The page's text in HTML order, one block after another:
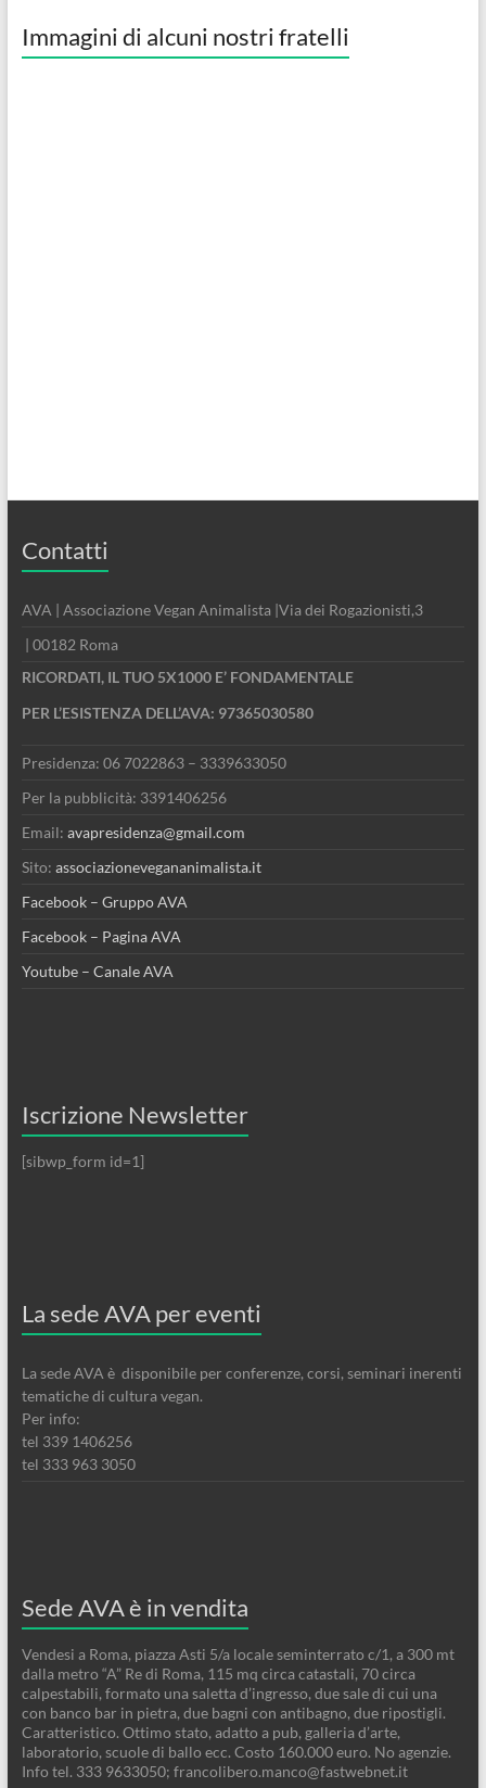
Immagini di alcuni nostri fratelli
Contatti
AVA | Associazione Vegan Animalista |Via dei Rogazionisti,3
| 00182 Roma
RICORDATI, IL TUO 5X1000 E’ FONDAMENTALE
PER L’ESISTENZA DELL’AVA: 97365030580
Presidenza: 06 7022863 – 3339633050
Per la pubblicità: 3391406256
Email: avapresidenza@gmail.com
Sito: associazionevegananimalista.it
Facebook – Gruppo AVA
Facebook – Pagina AVA
Youtube – Canale AVA
Iscrizione Newsletter
[sibwp_form id=1]
La sede AVA per eventi
La sede AVA è disponibile per conferenze, corsi, seminari inerenti
tematiche di cultura vegan.
Per info:
tel 339 1406256
tel 333 963 3050
Sede AVA è in vendita
Vendesi a Roma, piazza Asti 5/a locale seminterrato c/1, a 300 mt
dalla metro “A” Re di Roma, 115 mq circa catastali, 70 circa
calpestabili, formato una saletta d’ingresso, due sale di cui una
con banco bar in pietra, due bagni con antibagno, due ripostigli.
Caratteristico. Ottimo stato, adatto a pub, galleria d’arte,
laboratorio, scuole di ballo ecc. Costo 160.000 euro. No agenzie.
Info tel. 333 9633050; francolibero.manco@fastwebnet.it